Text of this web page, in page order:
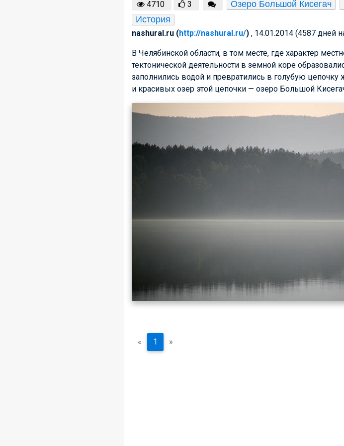
4710 3 Озеро Большой Кисегач
История
nashural.ru (http://nashural.ru/) , 14.01.2014 (4587 дней
В Челябинской области, в том месте, где характер
тектонической деятельности в земной коре
заполнились водой и превратились в голубую
и красивых озер этой цепочки — озеро Большой
« 1 »